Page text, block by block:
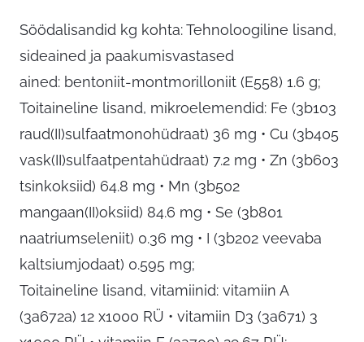
Söödalisandid kg kohta: Tehnoloogiline lisand,
sideained ja paakumisvastased
ained: bentoniit-montmorilloniit (E558) 1.6 g;
Toitaineline lisand, mikroelemendid: Fe (3b103
raud(II)sulfaatmonohüdraat) 36 mg • Cu (3b405
vask(II)sulfaatpentahüdraat) 7.2 mg • Zn (3b603
tsinkoksiid) 64.8 mg • Mn (3b502
mangaan(II)oksiid) 84.6 mg • Se (3b801
naatriumseleniit) 0.36 mg • I (3b202 veevaba
kaltsiumjodaat) 0.595 mg;
Toitaineline lisand, vitamiinid: vitamiin A
(3a672a) 12 x1000 RÜ • vitamiin D3 (3a671) 3